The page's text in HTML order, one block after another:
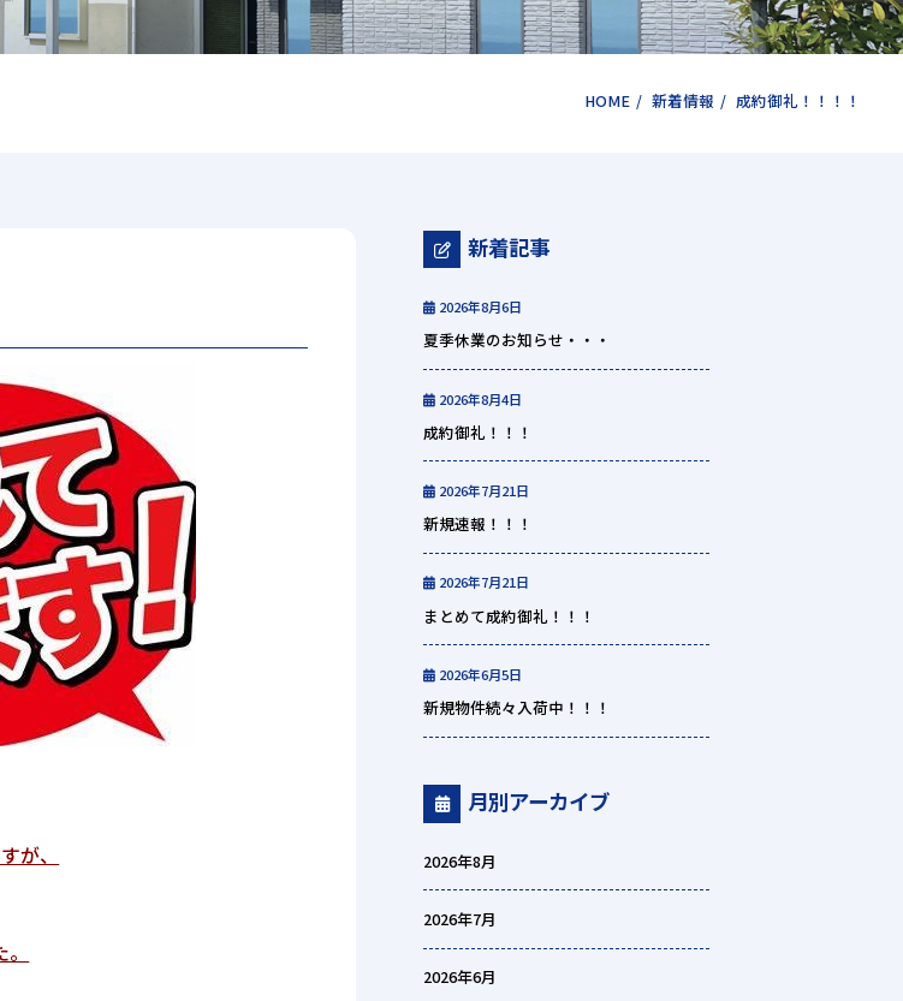
HOME / 新着情報 / 成約御礼！！！！
が、
新着記事
2026年8月6日
夏季休業のお知らせ・・・
2026年8月4日
成約御礼！！！
2026年7月21日
新規速報！！！
2026年7月21日
まとめて成約御礼！！！
2026年6月5日
新規物件続々入荷中！！！
月別アーカイブ
2026年8月
2026年7月
2026年6月